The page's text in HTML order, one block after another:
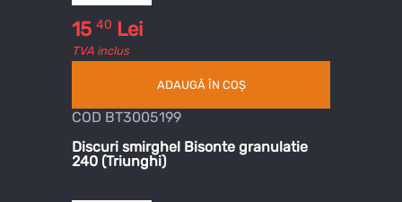
15 40 Lei
TVA inclus
ADAUGĂ ÎN COȘ
COD BT3005199
Discuri smirghel Bisonte granulatie
240 (Triunghi)